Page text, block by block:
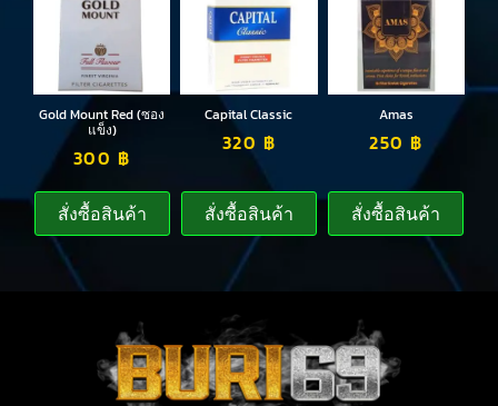
Gold Mount Red (ซอง
แข็ง)
300 ฿
สั่งซื้อสินค้า
Capital Classic
320 ฿
สั่งซื้อสินค้า
Amas
250 ฿
สั่งซื้อสินค้า